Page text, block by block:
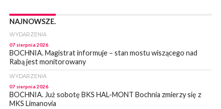
NAJNOWSZE.
WYDARZENIA
07 sierpnia 2026
BOCHNIA. Magistrat informuje – stan mostu wiszącego nad
Rabą jest monitorowany
WYDARZENIA
07 sierpnia 2026
BOCHNIA. Już sobotę BKS HAL-MONT Bochnia zmierzy się z
MKS Limanovia